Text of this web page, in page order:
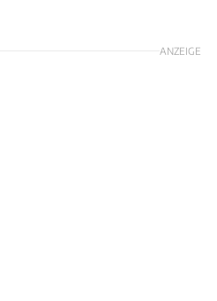
ANZEIGE